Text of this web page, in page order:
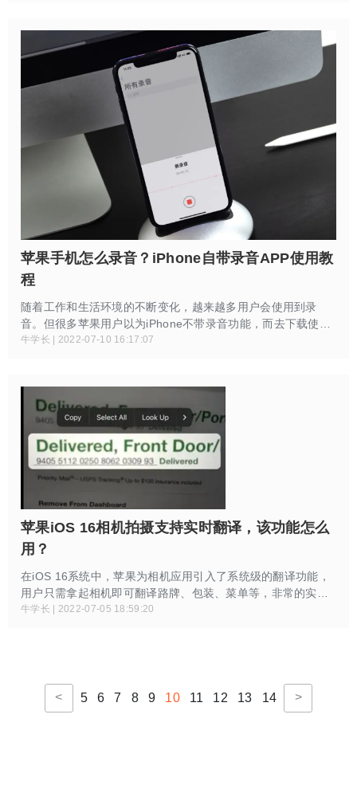
苹果手机怎么录音？iPhone自带录音APP使用教
程
随着工作和生活环境的不断变化，越来越多用户会使用到录
音。但很多苹果用户以为iPhone不带录音功能，而去下载使用
第三方APP，部分应用还收费。其实，苹果手机是自带录音
牛学长 | 2022-07-10 16:17:07
苹果iOS 16相机拍摄支持实时翻译，该功能怎么
用？
在iOS 16系统中，苹果为相机应用引入了系统级的翻译功能，
用户只需拿起相机即可翻译路牌、包装、菜单等，非常的实
用。
牛学长 | 2022-07-05 18:59:20
< 5 6 7 8 9 10 11 12 13 14 >